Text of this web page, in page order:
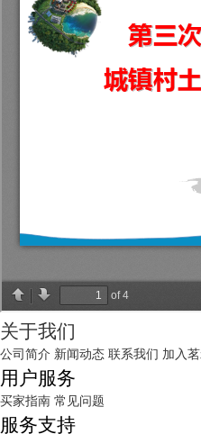
关于我们
公司简介 新闻动态 联系我们 加入
用户服务
买家指南 常见问题
服务支持